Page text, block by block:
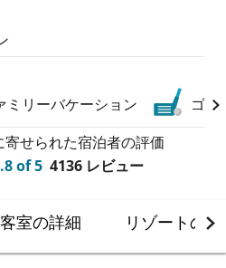
ミリーバケーション
ゴル
寄せられた宿泊者の評価
4136 レビュー
客室の詳細 リゾートの